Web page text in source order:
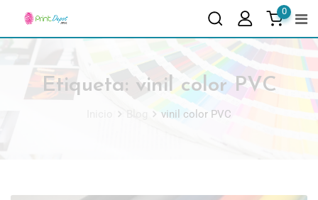
0
Etiqueta: vinil color PVC
vinil color PVC